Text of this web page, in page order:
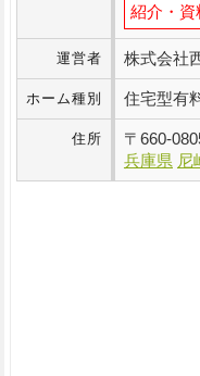
紹介・資
運営者 株式会社
ホーム種別 住宅型有
住所 〒 660-
兵庫県 尼